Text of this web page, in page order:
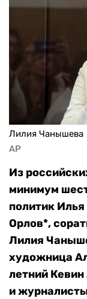
Лилия Чанышева
AP
Из
минимум
политик
Орлов*,
Лилия
художница
летний
и